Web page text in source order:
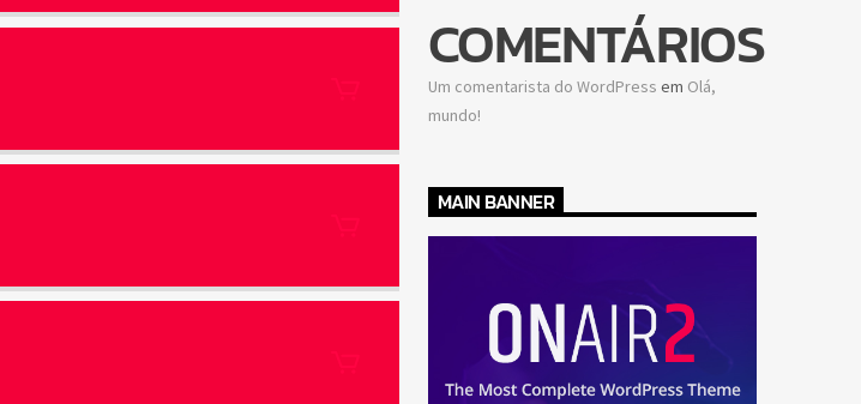
COMENTÁRIOS
Um comentarista do WordPress em Olá,
mundo!
MAIN BANNER